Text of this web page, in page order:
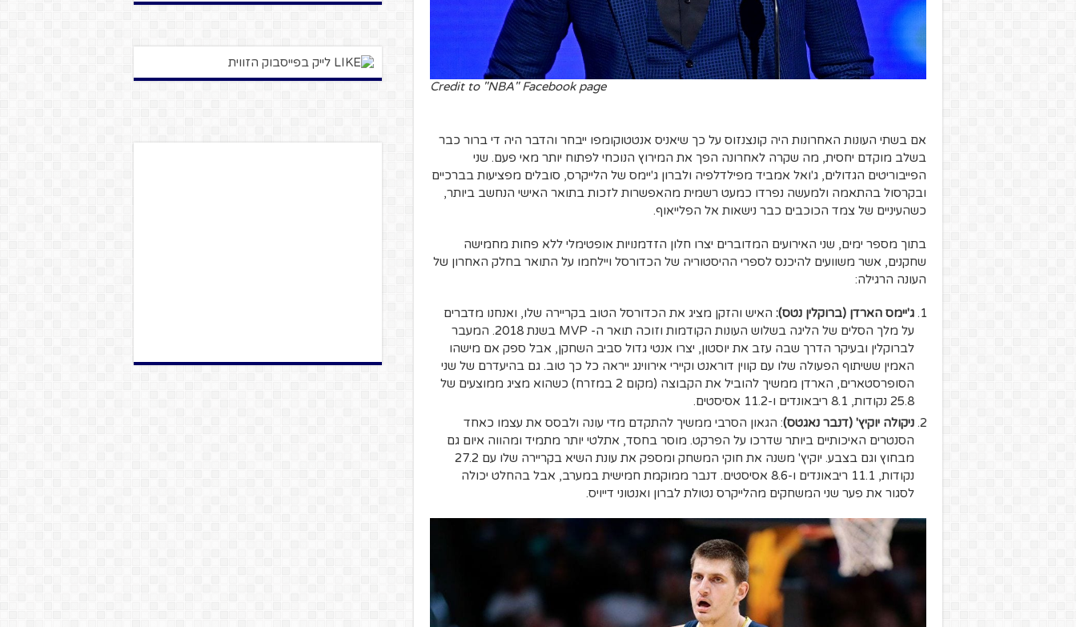
Credit to "NBA" Facebook page
אם בשתי העונות האחרונות היה קונצנזוס על כך שיאניס אנטטוקומפו ייבחר והדבר היה די ברור כבר
בשלב מוקדם יחסית, מה שקרה לאחרונה הפך את המירוץ הנוכחי לפתוח יותר מאי פעם. שני
הפייבוריטים הגדולים, ג'ואל אמביד מפילדלפיה ולברון ג'יימס של הלייקרס, סובלים מפציעות בברכיים
ובקרסול בהתאמה ולמעשה נפרדו כמעט רשמית מהאפשרות לזכות בתואר האישי הנחשב ביותר,
כשהעיניים של צמד הכוכבים כבר נישאות אל הפלייאוף.
בתוך מספר ימים, שני האירועים המדוברים יצרו חלון הזדמנויות אופטימלי ללא פחות מחמישה
שחקנים, אשר משוועים להיכנס לספרי ההיסטוריה של הכדורסל ויילחמו על התואר בחלק האחרון של
העונה הרגילה:
ג'יימס הארדן (ברוקלין נטס): האיש והזקן מציג את הכדורסל הטוב בקריירה שלו, ואנחנו מדברים
על מלך הסלים של הליגה בשלוש העונות הקודמות וזוכה תואר ה- MVP בשנת 2018. המעבר
לברוקלין ובעיקר הדרך שבה עזב את יוסטון, יצרו אנטי גדול סביב השחקן, אבל ספק אם מישהו
האמין ששיתוף הפעולה שלו עם קווין דוראנט וקיירי אירווינג ייראה כל כך טוב. גם בהיעדרם של שני
הסופרסטארים, הארדן ממשיך להוביל את הקבוצה (מקום 2 במזרח) כשהוא מציג ממוצעים של
25.8 נקודות, 8.1 ריבאונדים ו-11.2 אסיסטים.
ניקולה יוקיץ' (דנבר נאגטס): הגאון הסרבי ממשיך להתקדם מדי עונה ולבסס את עצמו כאחד
הסנטרים האיכותיים ביותר שדרכו על הפרקט. מוסר בחסד, אתלטי יותר מתמיד ומהווה איום גם
מבחוץ וגם בצבע. יוקיץ' משנה את חוקי המשחק ומספק את עונת השיא בקריירה שלו עם 27.2
נקודות, 11.1 ריבאונדים ו-8.6 אסיסטים. דנבר ממוקמת חמישית במערב, אבל בהחלט יכולה
לסגור את פער שני המשחקים מהלייקרס נטולת לברון ואנטוני דייויס.